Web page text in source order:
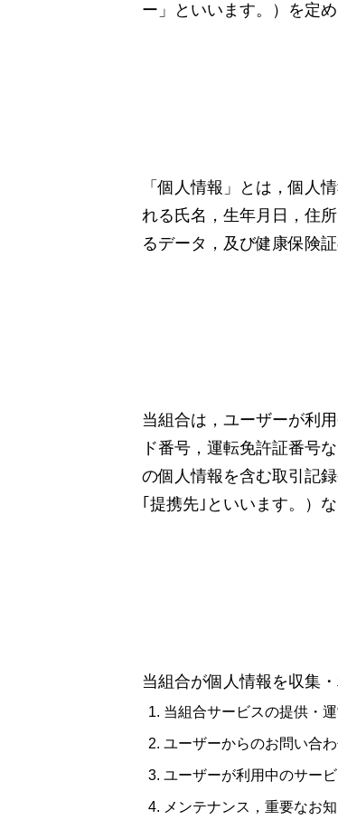
ー」といいます。）を定
「個人情報」とは，個人
れる氏名，生年月日，住
るデータ，及び健康保険
当組合は，ユーザーが利
ド番号，運転免許証番号
の個人情報を含む取引記
｢提携先｣といいます。）
当組合が個人情報を収集
当組合サービスの提供・
ユーザーからのお問い合
ユーザーが利用中のサー
メンテナンス，重要なお